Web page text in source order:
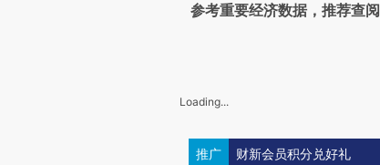
参考重要经济数据，推荐查阅
Loading...
推广 财新会员积分兑好礼